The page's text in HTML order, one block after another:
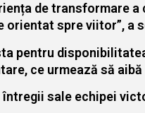
de
spre viitor”, a
pentru
ce urmează să
sale echipei